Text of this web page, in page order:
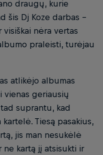
draugų, kurie
šis Dj Koze darbas –
nėra vertas
praleisti, turėjau
atlikėjo albumas
vienas geriausių
suprantu, kad
Tiesą pasakius,
jis man nesukėlė
kartą jį atsisukti ir